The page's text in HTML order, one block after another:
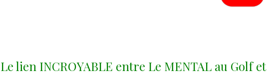
Le lien INCROYABLE entre Le MENTAL au Golf et